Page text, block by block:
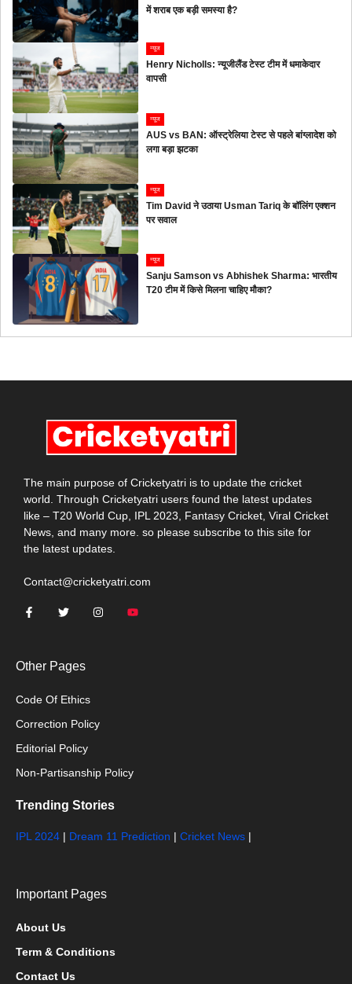
में शराब एक बड़ी समस्या है?
न्यूज
Henry Nicholls: न्यूजीलैंड टेस्ट टीम में धमाकेदार
वापसी
न्यूज
AUS vs BAN: ऑस्ट्रेलिया टेस्ट से पहले बांग्लादेश को
लगा बड़ा झटका
न्यूज
Tim David ने उठाया Usman Tariq के बॉलिंग एक्शन
पर सवाल
न्यूज
Sanju Samson vs Abhishek Sharma: भारतीय
T20 टीम में किसे मिलना चाहिए मौका?
The main purpose of Cricketyatri is to update the cricket
world. Through Cricketyatri users found the latest updates
like – T20 World Cup, IPL 2023, Fantasy Cricket, Viral Cricket
News, and many more. so please subscribe to this site for
the latest updates.
Contact@cricketyatri.com
Other Pages
Code Of Ethics
Correction Policy
Editorial Policy
Non-Partisanship Policy
Trending Stories
IPL 2024 | Dream 11 Prediction | Cricket News |
Important Pages
About Us
Term & Conditions
Contact Us